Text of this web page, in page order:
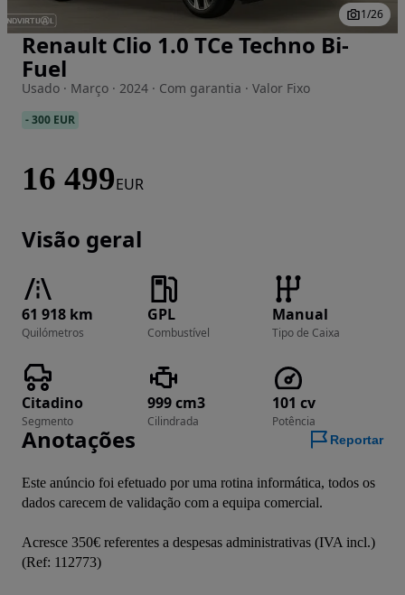
Imagem 1 de 26
1/26
Renault Clio 1.0 TCe Techno Bi-
Fuel
Usado · Março · 2024 · Com garantia · Valor Fixo
-300 EUR
16 499EUR
Visão geral
61 918 km
Quilómetros
GPL
Combustível
Manual
Tipo de Caixa
Citadino
Segmento
999 cm3
Cilindrada
101 cv
Potência
Anotações Reportar
Este anúncio foi efetuado por uma rotina informática, todos os
dados carecem de validação com a equipa comercial.
Acresce 350€ referentes a despesas administrativas (IVA incl.)
(Ref: 112773)